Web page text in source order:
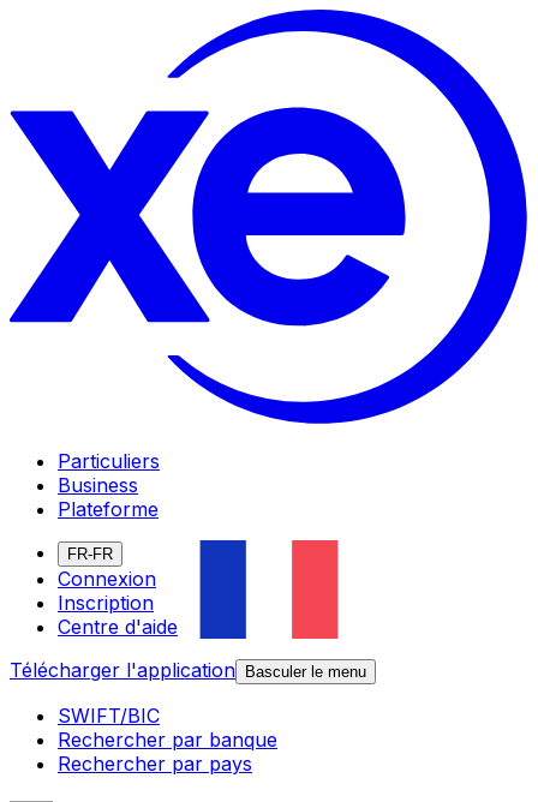
Particuliers
Business
Plateforme
FR-FR
Connexion
Inscription
Centre d'aide
Télécharger l'application
Basculer le menu
SWIFT/BIC
Rechercher par banque
Rechercher par pays